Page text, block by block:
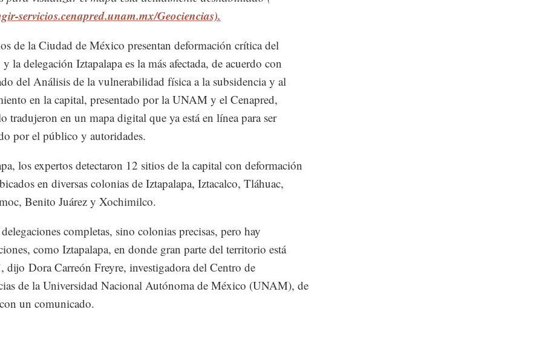
servicios.cenapred.unam.mx/Geociencias).
de la Ciudad de México presentan deformación crítica del
la delegación Iztapalapa es la más afectada, de acuerdo con
del Análisis de la vulnerabilidad física a la subsidencia y al
en la capital, presentado por la UNAM y el Cenapred,
tradujeron en un mapa digital que ya está en línea para ser
por el público y autoridades.
los expertos detectaron 12 sitios de la capital con deformación
en diversas colonias de Iztapalapa, Iztacalco, Tláhuac,
Benito Juárez y Xochimilco.
completas, sino colonias precisas, pero hay
como Iztapalapa, en donde gran parte del territorio está
dijo Dora Carreón Freyre, investigadora del Centro de
de la Universidad Nacional Autónoma de México (UNAM), de
un comunicado.